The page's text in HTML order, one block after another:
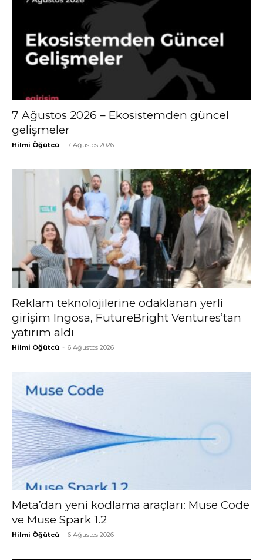
7 Ağustos 2026 – Ekosistemden güncel
gelişmeler
Hilmi Öğütcü - 7 Ağustos 2026
Reklam teknolojilerine odaklanan yerli
girişim Ingosa, FutureBright Ventures’tan
yatırım aldı
Hilmi Öğütcü - 6 Ağustos 2026
Meta’dan yeni kodlama araçları: Muse Code
ve Muse Spark 1.2
Hilmi Öğütcü - 6 Ağustos 2026